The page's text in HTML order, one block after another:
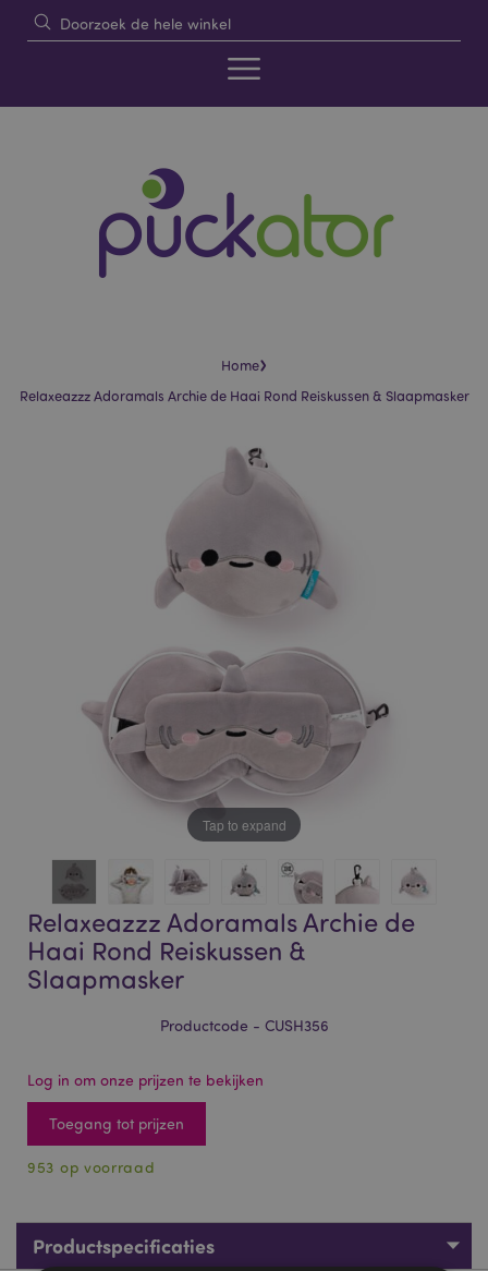
Home›
Relaxeazzz Adoramals Archie de Haai Rond Reiskussen & Slaapmasker
Tap to expand
Relaxeazzz Adoramals Archie de
Haai Rond Reiskussen &
Slaapmasker
Productcode - CUSH356
Log in om onze prijzen te bekijken
Toegang tot prijzen
953 op voorraad
Productspecificaties